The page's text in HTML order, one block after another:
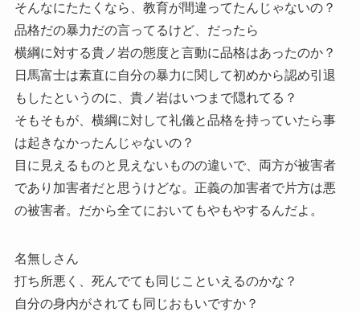
そんなにたたくなら、教育が間違ってたんじゃないの？
品格だの暴力だの言ってるけど、だったら
横綱に対する貴ノ岩の態度と言動に品格はあったのか？
日馬富士は素直に自分の暴力に関して初めから認め引退
もしたというのに、貴ノ岩はいつまで隠れてる？
そもそもが、横綱に対して礼儀と品格を持っていたら事
は起きなかったんじゃないの？
目に見えるものと見えないものの違いで、両方が被害者
であり加害者だと思うけどな。正義の加害者で片方は悪
の被害者。だから全てにおいてもやもやするんだよ。
名無しさん
打ち所悪く、死んでても同じこといえるのかな？
自分の身内がされても同じおもいですか？